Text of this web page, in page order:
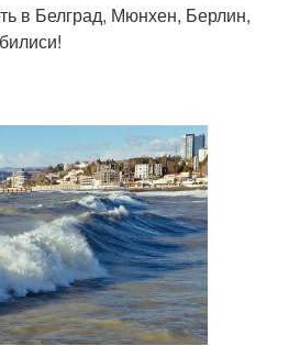
в Белград, Мюнхен, Берлин,